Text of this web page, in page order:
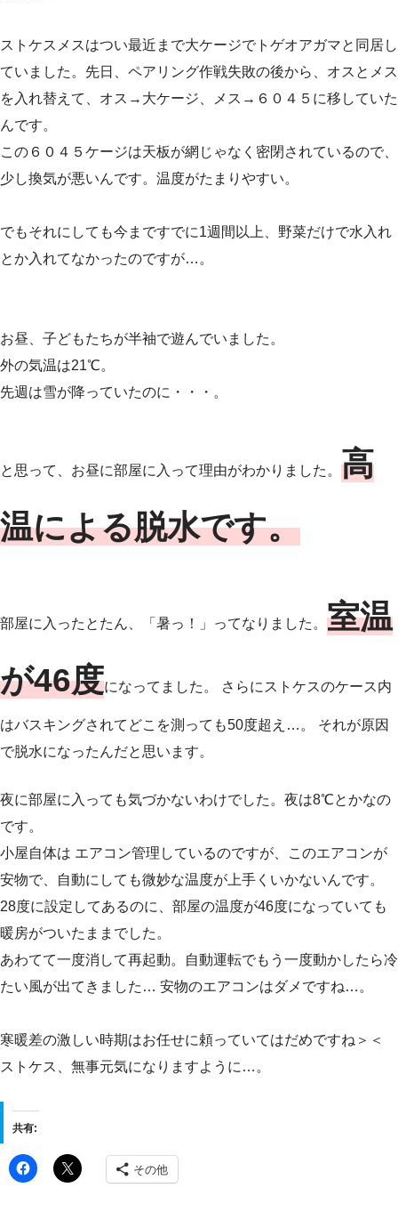
ストケスメスはつい最近まで大ケージでトゲオアガマと同居し
ていました。先日、ペアリング作戦失敗の後から、オスとメス
を入れ替えて、オス→大ケージ、メス→６０４５に移していた
んです。
この６０４５ケージは天板が網じゃなく密閉されているので、
少し換気が悪いんです。温度がたまりやすい。
でもそれにしても今まですでに1週間以上、野菜だけで水入れ
とか入れてなかったのですが…。
お昼、子どもたちが半袖で遊んでいました。
外の気温は21℃。
先週は雪が降っていたのに・・・。
と思って、お昼に部屋に入って理由がわかりました。 高
温による脱水です。
部屋に入ったとたん、「暑っ！」ってなりました。 室温
が46度になってました。 さらにストケスのケース内
はバスキングされてどこを測っても50度超え…。 それが原因
で脱水になったんだと思います。
夜に部屋に入っても気づかないわけでした。夜は8℃とかなの
です。
小屋自体は エアコン管理しているのですが、このエアコンが
安物で、自動にしても微妙な温度が上手くいかないんです。
28度に設定してあるのに、部屋の温度が46度になっていても
暖房がついたままでした。
あわてて一度消して再起動。自動運転でもう一度動かしたら冷
たい風が出てきました… 安物のエアコンはダメですね…。
寒暖差の激しい時期はお任せに頼っていてはだめですね＞＜
ストケス、無事元気になりますように…。
共有:
その他